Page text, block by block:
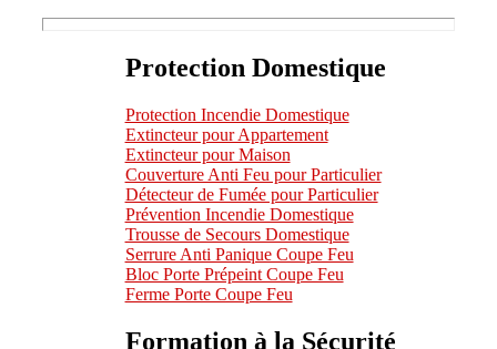
Protection Domestique
Protection Incendie Domestique
Extincteur pour Appartement
Extincteur pour Maison
Couverture Anti Feu pour Particulier
Détecteur de Fumée pour Particulier
Prévention Incendie Domestique
Trousse de Secours Domestique
Serrure Anti Panique Coupe Feu
Bloc Porte Prépeint Coupe Feu
Ferme Porte Coupe Feu
Formation à la Sécurité